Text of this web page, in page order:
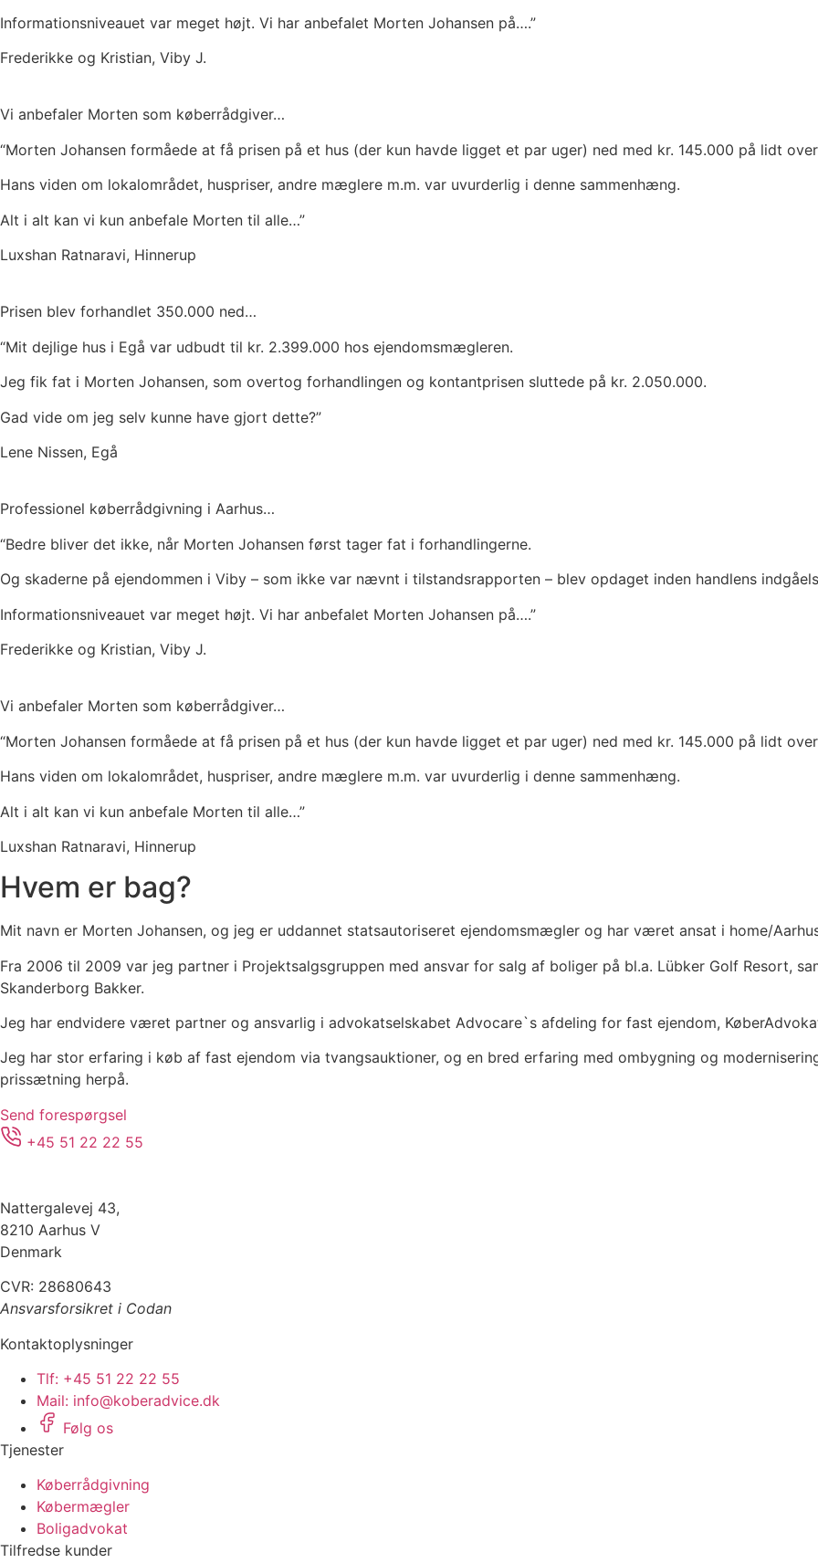
Informationsniveauet var meget højt. Vi har anbefalet Morten Johansen på….”
Frederikke og Kristian, Viby J.
Vi anbefaler Morten som køberrådgiver…
“Morten Johansen formåede at få prisen på et hus (der kun havde ligget et par uger) ned med kr. 145.000 på lidt
Hans viden om lokalområdet, huspriser, andre mæglere m.m. var uvurderlig i denne sammenhæng.
Alt i alt kan vi kun anbefale Morten til alle…”
Luxshan Ratnaravi, Hinnerup
Prisen blev forhandlet 350.000 ned…
“Mit dejlige hus i Egå var udbudt til kr. 2.399.000 hos ejendomsmægleren.
Jeg fik fat i Morten Johansen, som overtog forhandlingen og kontantprisen sluttede på kr. 2.050.000.
Gad vide om jeg selv kunne have gjort dette?”
Lene Nissen, Egå
Professionel køberrådgivning i Aarhus…
“Bedre bliver det ikke, når Morten Johansen først tager fat i forhandlingerne.
Og skaderne på ejendommen i Viby – som ikke var nævnt i tilstandsrapporten – blev opdaget inden handlens
Informationsniveauet var meget højt. Vi har anbefalet Morten Johansen på….”
Frederikke og Kristian, Viby J.
Vi anbefaler Morten som køberrådgiver…
“Morten Johansen formåede at få prisen på et hus (der kun havde ligget et par uger) ned med kr. 145.000 på lidt
Hans viden om lokalområdet, huspriser, andre mæglere m.m. var uvurderlig i denne sammenhæng.
Alt i alt kan vi kun anbefale Morten til alle…”
Luxshan Ratnaravi, Hinnerup
Hvem er bag?
Mit navn er Morten Johansen, og jeg er uddannet statsautoriseret ejendomsmægler og har været ansat i home/
Fra 2006 til 2009 var jeg partner i Projektsalgsgruppen med ansvar for salg af boliger på bl.a. Lübker Golf Resort,
Skanderborg Bakker.
Jeg har endvidere været partner og ansvarlig i advokatselskabet Advocare`s afdeling for fast ejendom,
Jeg har stor erfaring i køb af fast ejendom via tvangsauktioner, og en bred erfaring med ombygning og
prissætning herpå.
Send forespørgsel
+45 51 22 22 55
Nattergalevej 43,
8210 Aarhus V
Denmark
CVR: 28680643
Ansvarsforsikret i Codan
Kontaktoplysninger
Tlf: +45 51 22 22 55
Mail: info@koberadvice.dk
Følg os
Tjenester
Køberrådgivning
Købermægler
Boligadvokat
Tilfredse kunder